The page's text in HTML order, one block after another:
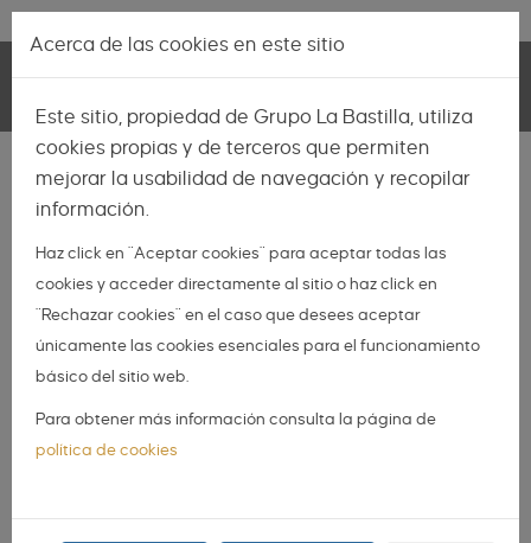
Pasar al contenido principal
navigation
INSPIRACIÓN
NOVIOS
ORGANIZA TU BODA
DIARIO DE UNA BODA
Inspiración Pronovias:
Acerca de las cookies en este sitio
Este sitio, propiedad de Grupo La Bastilla, utiliza
cookies propias y de terceros que permiten
mejorar la usabilidad de navegación y recopilar
información.
Haz click en "Aceptar cookies" para aceptar todas las
cookies y acceder directamente al sitio o haz click en
"Rechazar cookies" en el caso que desees aceptar
únicamente las cookies esenciales para el funcionamiento
básico del sitio web.
Para obtener más información consulta la página de
política de cookies